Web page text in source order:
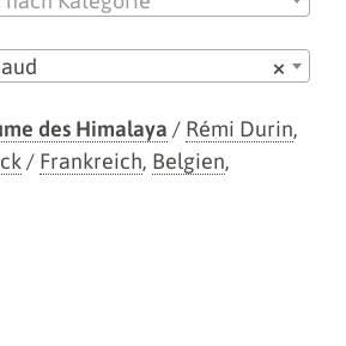
×
des Himalaya / Rémi Durin,
/ Frankreich, Belgien,